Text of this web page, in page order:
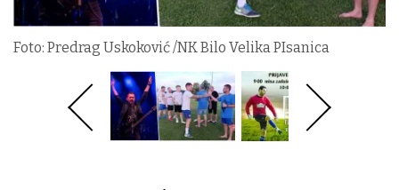
Foto: Predrag Uskoković /NK Bilo Velika PIsanica